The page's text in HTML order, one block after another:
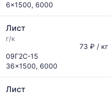
6x1500, 6000
Лист
г/к
09Г2С-15
36x1500, 6000
73 ₽ / кг
Лист